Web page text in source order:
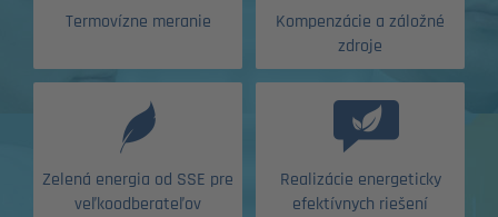
Termovízne meranie
Kompenzácie a záložné
zdroje
Zelená energia od SSE pre
veľkoodberateľov
Realizácie energeticky
efektívnych riešení